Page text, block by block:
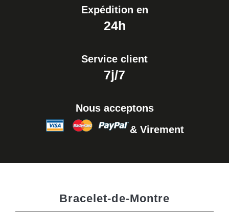
Expédition en
24h
Service client
7j/7
Nous acceptons
& Virement
Bracelet-de-Montre